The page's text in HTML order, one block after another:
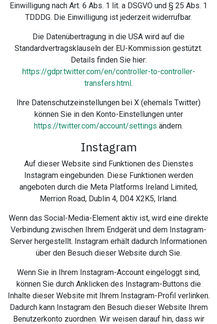
Einwilligung nach Art. 6 Abs. 1 lit. a DSGVO und § 25 Abs. 1
TDDDG. Die Einwilligung ist jederzeit widerrufbar.
Die Datenübertragung in die USA wird auf die
Standardvertragsklauseln der EU-Kommission gestützt.
Details finden Sie hier:
https://gdpr.twitter.com/en/controller-to-controller-
transfers.html.
Ihre Datenschutzeinstellungen bei X (ehemals Twitter)
können Sie in den Konto-Einstellungen unter
https://twitter.com/account/settings ändern.
Instagram
Auf dieser Website sind Funktionen des Dienstes
Instagram eingebunden. Diese Funktionen werden
angeboten durch die Meta Platforms Ireland Limited,
Merrion Road, Dublin 4, D04 X2K5, Irland.
Wenn das Social-Media-Element aktiv ist, wird eine direkte
Verbindung zwischen Ihrem Endgerät und dem Instagram-
Server hergestellt. Instagram erhält dadurch Informationen
über den Besuch dieser Website durch Sie.
Wenn Sie in Ihrem Instagram-Account eingeloggt sind,
können Sie durch Anklicken des Instagram-Buttons die
Inhalte dieser Website mit Ihrem Instagram-Profil verlinken.
Dadurch kann Instagram den Besuch dieser Website Ihrem
Benutzerkonto zuordnen. Wir weisen darauf hin, dass wir